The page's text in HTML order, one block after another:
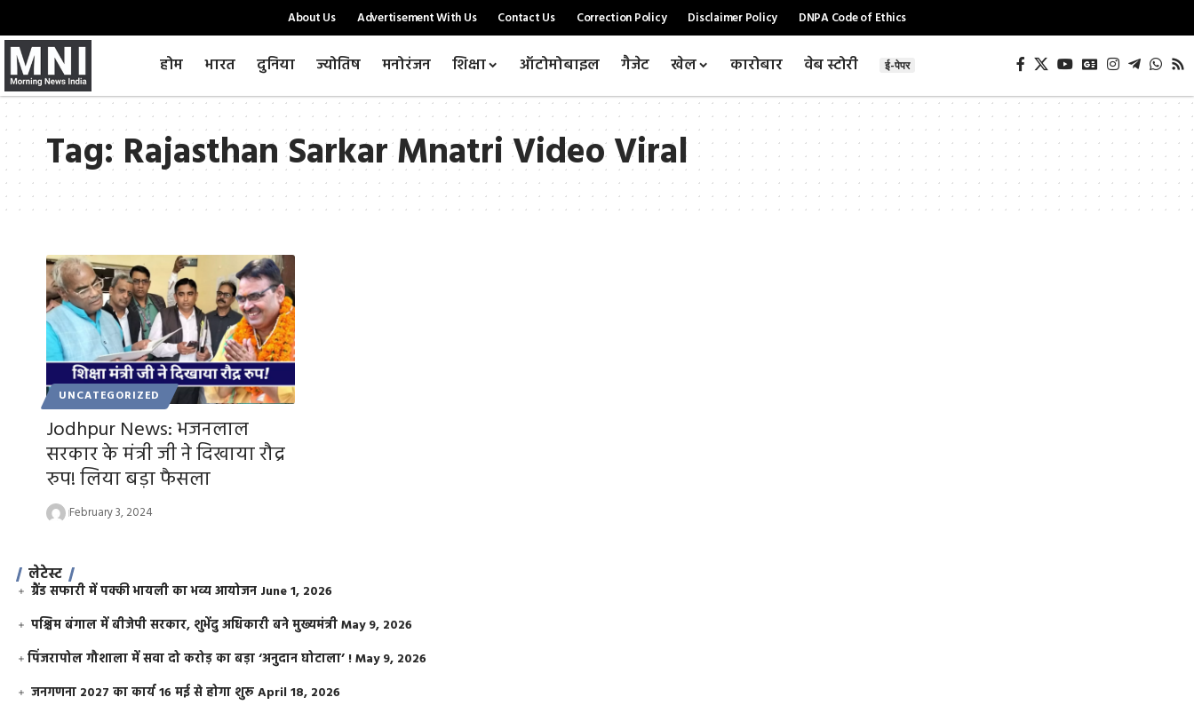
About Us Advertisement With Us Contact Us Correction Policy Disclaimer Policy DNPA Code of Ethics
होम भारत दुनिया ज्योतिष मनोरंजन शिक्षा ऑटोमोबाइल गैजेट खेल कारोबार वेब स्टोरी ई-पेपर
Tag: Rajasthan Sarkar Mnatri Video Viral
UNCATEGORIZED
Jodhpur News: भजनलाल
सरकार के मंत्री जी ने दिखाया रौद्र
रुप! लिया बड़ा फैसला
February 3, 2024
लेटेस्ट
ग्रैंड सफारी में पक्की भायली का भव्य आयोजन June 1, 2026
पश्चिम बंगाल में बीजेपी सरकार, शुभेंदु अधिकारी बने मुख्यमंत्रीMay 9, 2026
​पिंजरापोल गौशाला में सवा दो करोड़ का बड़ा ‘अनुदान घोटाला’ !May 9, 2026
जनगणना 2027 का कार्य 16 मई से होगा शुरूApril 18, 2026